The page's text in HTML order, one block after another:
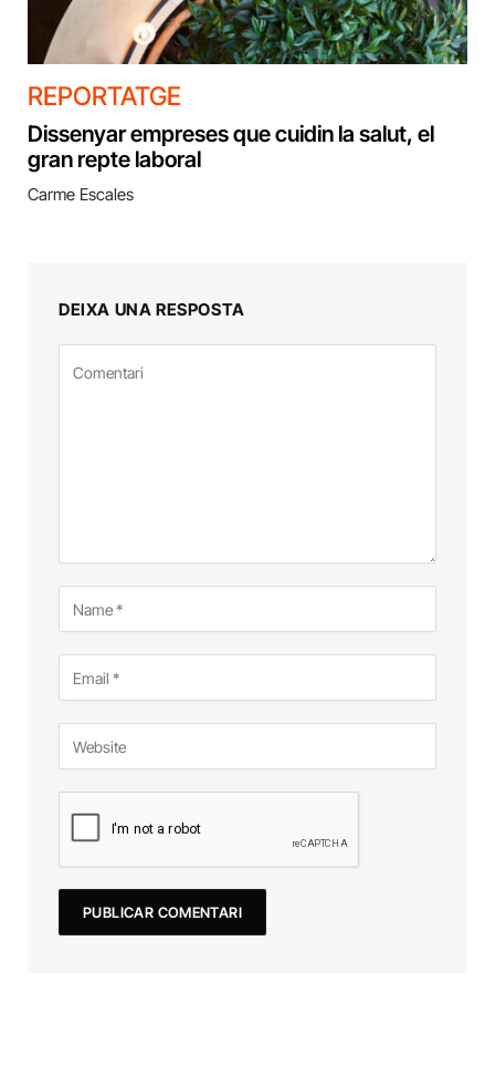
REPORTATGE
Dissenyar empreses que cuidin la salut, el
gran repte laboral
Carme Escales
DEIXA UNA RESPOSTA